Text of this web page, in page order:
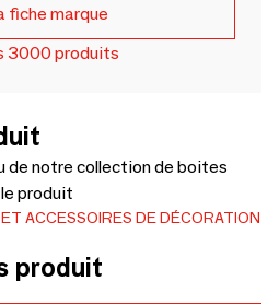
fiche marque
3000 produits
de notre collection de boites
produit
ACCESSOIRES DE DÉCORATION
produit